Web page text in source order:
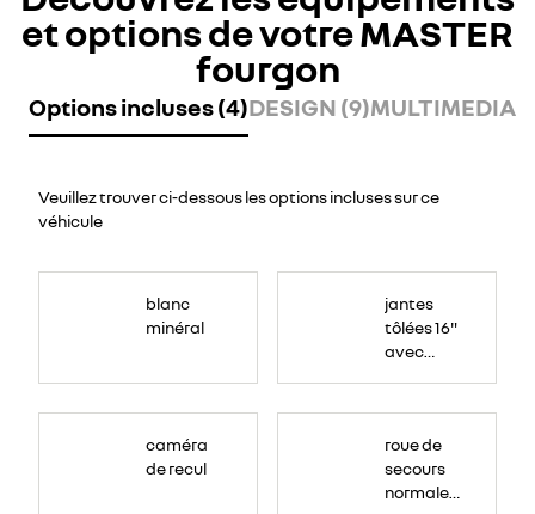
et options de votre MASTER
fourgon
Options incluses (4)DESIGN (9)MULTIMEDIA
Veuillez trouver ci-dessous les options incluses sur ce
véhicule
blanc
minéral
jantes
tôlées 16"
avec
caméra
de recul
roue de
secours
normale